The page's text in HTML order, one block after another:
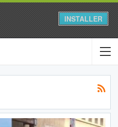
INSTALLER